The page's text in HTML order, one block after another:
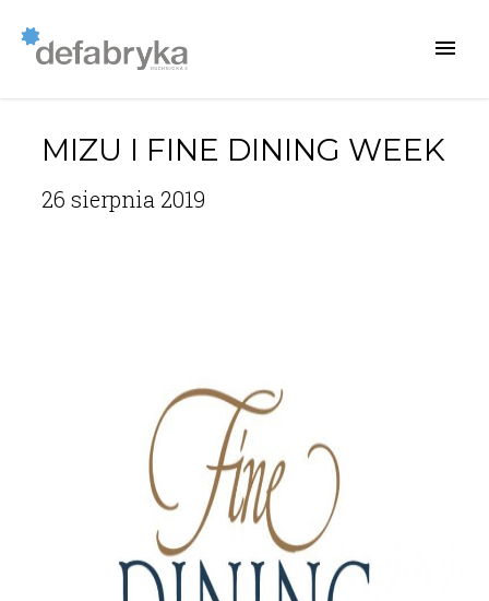
MIZU I FINE DINING WEEK
26 sierpnia 2019